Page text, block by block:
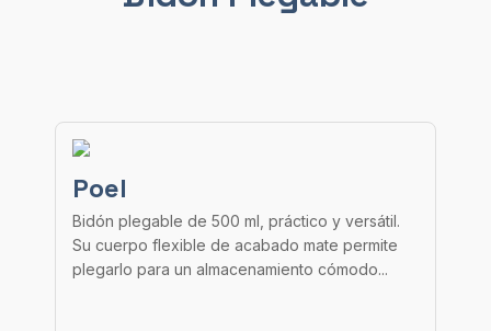
Poel
Bidón plegable de 500 ml, práctico y versátil.
Su cuerpo flexible de acabado mate permite
plegarlo para un almacenamiento cómodo...